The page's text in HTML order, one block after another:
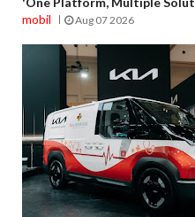
mobil
Aug 07 2026